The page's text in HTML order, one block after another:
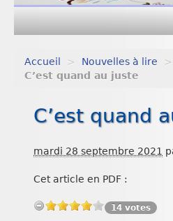
Concours de nouvelles
Nouvelles à lire
L’équipe de ND
Chroniques
Accueil > Nouvelles à lire
>
C’est quand au juste
C’est quand
mardi 28 septembre 2021
Cet article en PDF :
14 votes